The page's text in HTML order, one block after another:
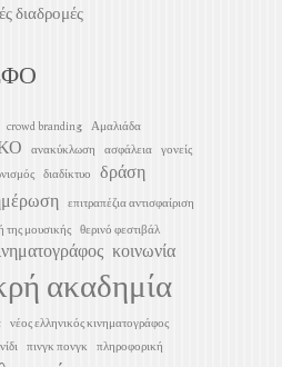
διαδρομές
crowd branding
Αμαλιάδα
ανακύκλωση ασφάλεια
γονείς
διαδίκτυο δράση
επιτραπέζια αντισφαίριση
της μουσικής
θερινό φεστιβάλ
κοινωνία
ακαδημία
νέος ελληνικός κινηματογράφος
πινγκ πονγκ πληροφορική